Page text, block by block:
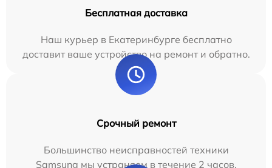
Бесплатная доставка
Наш курьер в Екатеринбурге бесплатно
доставит ваше устройство на ремонт и обратно.
Срочный ремонт
Большинство неисправностей техники
Samsung мы устраняем в течение 2 часов.